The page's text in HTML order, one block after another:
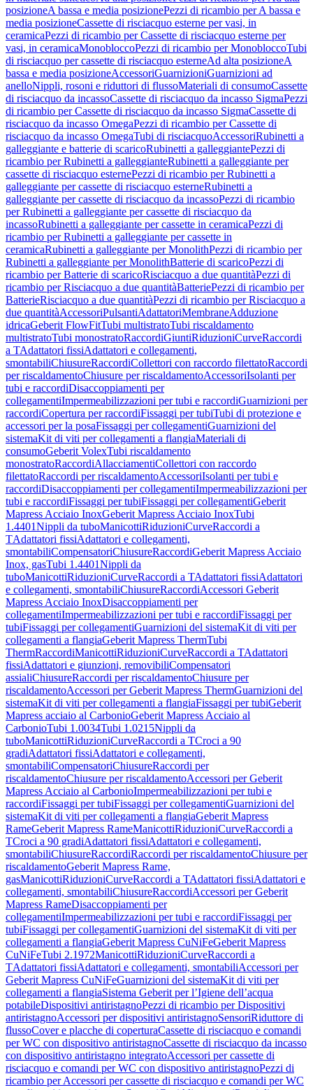
posizioneA bassa e media posizionePezzi di ricambio per A bassa e
media posizioneCassette di risciacquo esterne per vasi, in
ceramicaPezzi di ricambio per Cassette di risciacquo esterne per
vasi, in ceramicaMonobloccoPezzi di ricambio per MonobloccoTubi
di risciacquo per cassette di risciacquo esterneAd alta posizioneA
bassa e media posizioneAccessoriGuarnizioniGuarnizioni ad
anelloNippli, rosoni e riduttori di flussoMateriali di consumoCassette
di risciacquo da incassoCassette di risciacquo da incasso SigmaPezzi
di ricambio per Cassette di risciacquo da incasso SigmaCassette di
risciacquo da incasso OmegaPezzi di ricambio per Cassette di
risciacquo da incasso OmegaTubi di risciacquoAccessoriRubinetti a
galleggiante e batterie di scaricoRubinetti a galleggiantePezzi di
ricambio per Rubinetti a galleggianteRubinetti a galleggiante per
cassette di risciacquo esternePezzi di ricambio per Rubinetti a
galleggiante per cassette di risciacquo esterneRubinetti a
galleggiante per cassette di risciacquo da incassoPezzi di ricambio
per Rubinetti a galleggiante per cassette di risciacquo da
incassoRubinetti a galleggiante per cassette in ceramicaPezzi di
ricambio per Rubinetti a galleggiante per cassette in
ceramicaRubinetti a galleggiante per MonolithPezzi di ricambio per
Rubinetti a galleggiante per MonolithBatterie di scaricoPezzi di
ricambio per Batterie di scaricoRisciacquo a due quantitàPezzi di
ricambio per Risciacquo a due quantitàBatteriePezzi di ricambio per
BatterieRisciacquo a due quantitàPezzi di ricambio per Risciacquo a
due quantitàAccessoriPulsantiAdattatoriMembraneAdduzione
idricaGeberit FlowFitTubi multistratoTubi riscaldamento
multistratoTubi monostratoRaccordiGiuntiRiduzioniCurveRaccordi
a TAdattatori fissiAdattatori e collegamenti,
smontabiliChiusureRaccordiCollettori con raccordo filettatoRaccordi
per riscaldamentoChiusure per riscaldamentoAccessoriIsolanti per
tubi e raccordiDisaccoppiamenti per
collegamentiImpermeabilizzazioni per tubi e raccordiGuarnizioni per
raccordiCopertura per raccordiFissaggi per tubiTubi di protezione e
accessori per la posaFissaggi per collegamentiGuarnizioni del
sistemaKit di viti per collegamenti a flangiaMateriali di
consumoGeberit VolexTubi riscaldamento
monostratoRaccordiAllacciamentiCollettori con raccordo
filettatoRaccordi per riscaldamentoAccessoriIsolanti per tubi e
raccordiDisaccoppiamenti per collegamentiImpermeabilizzazioni per
tubi e raccordiFissaggi per tubiFissaggi per collegamentiGeberit
Mapress Acciaio InoxGeberit Mapress Acciaio InoxTubi
1.4401Nippli da tuboManicottiRiduzioniCurveRaccordi a
TAdattatori fissiAdattatori e collegamenti,
smontabiliCompensatoriChiusureRaccordiGeberit Mapress Acciaio
Inox, gasTubi 1.4401Nippli da
tuboManicottiRiduzioniCurveRaccordi a TAdattatori fissiAdattatori
e collegamenti, smontabiliChiusureRaccordiAccessori Geberit
Mapress Acciaio InoxDisaccoppiamenti per
collegamentiImpermeabilizzazioni per tubi e raccordiFissaggi per
tubiFissaggi per collegamentiGuarnizioni del sistemaKit di viti per
collegamenti a flangiaGeberit Mapress ThermTubi
ThermRaccordiManicottiRiduzioniCurveRaccordi a TAdattatori
fissiAdattatori e giunzioni, removibiliCompensatori
assialiChiusureRaccordi per riscaldamentoChiusure per
riscaldamentoAccessori per Geberit Mapress ThermGuarnizioni del
sistemaKit di viti per collegamenti a flangiaFissaggi per tubiGeberit
Mapress acciaio al CarbonioGeberit Mapress Acciaio al
CarbonioTubi 1.0034Tubi 1.0215Nippli da
tuboManicottiRiduzioniCurveRaccordi a TCroci a 90
gradiAdattatori fissiAdattatori e collegamenti,
smontabiliCompensatoriChiusureRaccordi per
riscaldamentoChiusure per riscaldamentoAccessori per Geberit
Mapress Acciaio al CarbonioImpermeabilizzazioni per tubi e
raccordiFissaggi per tubiFissaggi per collegamentiGuarnizioni del
sistemaKit di viti per collegamenti a flangiaGeberit Mapress
RameGeberit Mapress RameManicottiRiduzioniCurveRaccordi a
TCroci a 90 gradiAdattatori fissiAdattatori e collegamenti,
smontabiliChiusureRaccordiRaccordi per riscaldamentoChiusure per
riscaldamentoGeberit Mapress Rame,
gasManicottiRiduzioniCurveRaccordi a TAdattatori fissiAdattatori e
collegamenti, smontabiliChiusureRaccordiAccessori per Geberit
Mapress RameDisaccoppiamenti per
collegamentiImpermeabilizzazioni per tubi e raccordiFissaggi per
tubiFissaggi per collegamentiGuarnizioni del sistemaKit di viti per
collegamenti a flangiaGeberit Mapress CuNiFeGeberit Mapress
CuNiFeTubi 2.1972ManicottiRiduzioniCurveRaccordi a
TAdattatori fissiAdattatori e collegamenti, smontabiliAccessori per
Geberit Mapress CuNiFeGuarnizioni del sistemaKit di viti per
collegamenti a flangiaSistema Geberit per l’Igiene dell’acqua
potabileDispositivi antiristagnoPezzi di ricambio per Dispositivi
antiristagnoAccessori per dispositivi antiristagnoSensoriRiduttore di
flussoCover e placche di coperturaCassette di risciacquo e comandi
per WC con dispositivo antiristagnoCassette di risciacquo da incasso
con dispositivo antiristagno integratoAccessori per cassette di
risciacquo e comandi per WC con dispositivo antiristagnoPezzi di
ricambio per Accessori per cassette di risciacquo e comandi per WC